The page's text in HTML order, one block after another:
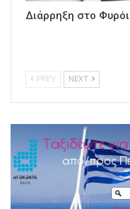
Διάρρηξη στο Φυρόι
PREV NEXT